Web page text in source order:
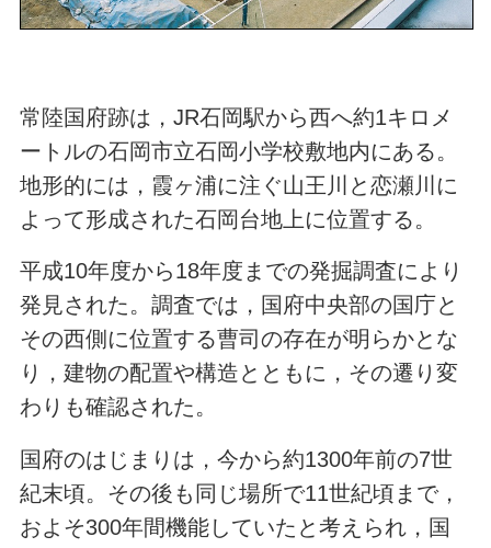
常陸国府跡は， JR石岡駅から西へ約1キロメ
ートルの石岡市立石岡小学校敷地内にある。
地形的には，霞ヶ浦に注ぐ山王川と恋瀬川に
よって形成された石岡台地上に位置する。
平成10年度から18年度までの発掘調査により
発見された。調査では，国府中央部の国庁と
その西側に位置する曹司の存在が明らかとな
り，建物の配置や構造とともに，その遷り変
わりも確認された。
国府のはじまりは，今から約1300年前の7世
紀末頃。その後も同じ場所で11世紀頃まで，
およそ300年間機能していたと考えられ，国